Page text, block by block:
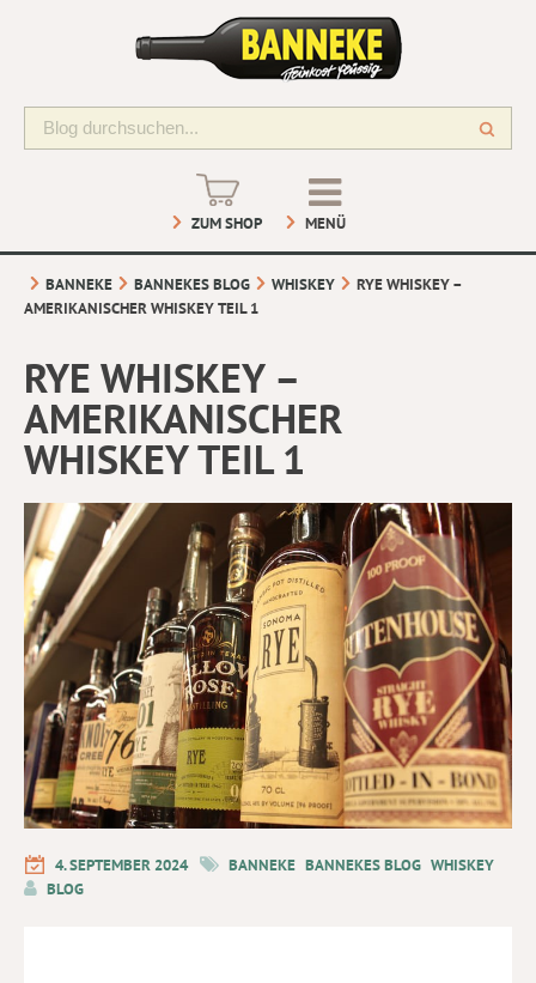
ZUM SHOP MENÜ
BANNEKE BANNEKES BLOG WHISKEY
RYE WHISKEY –
AMERIKANISCHER WHISKEY TEIL 1
RYE WHISKEY –
AMERIKANISCHER
WHISKEY TEIL 1
4. SEPTEMBER 2024 BANNEKE BANNEKES BLOG WHISKEY
BLOG